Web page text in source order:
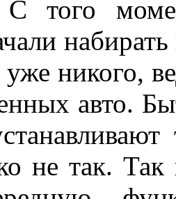
того
никого,
авто.
не так. Так